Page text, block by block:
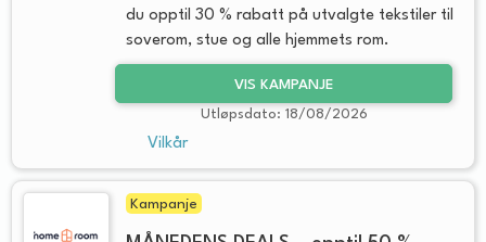
du opptil 30 % rabatt på utvalgte tekstiler til
soverom, stue og alle hjemmets rom.
VIS KAMPANJE
Utløpsdato: 18/08/2026
Vilkår
Kampanje